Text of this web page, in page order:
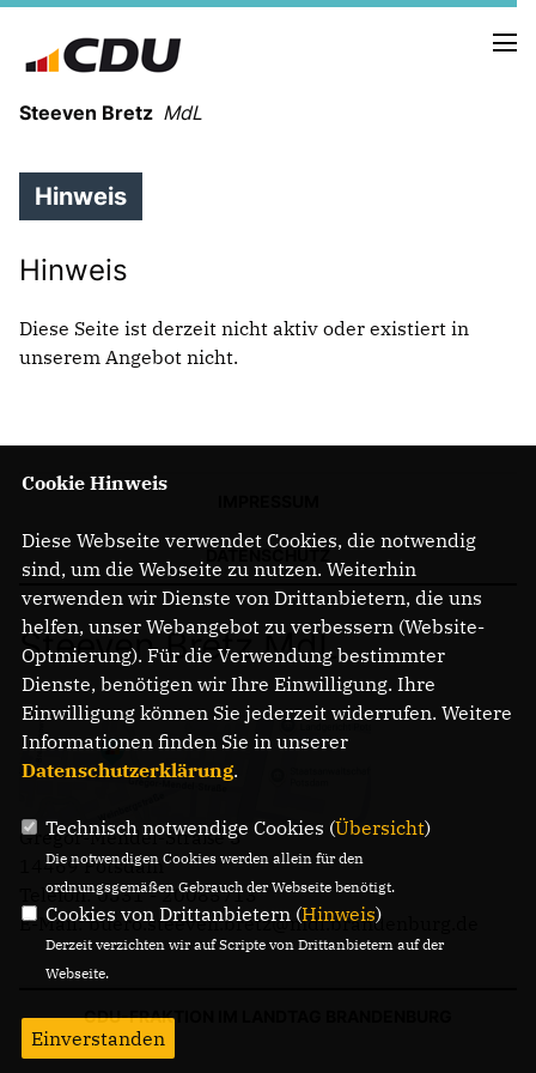
Steeven Bretz MdL
WAHLKREISBESUCHE
PRESSEFOTOS
Anträge CDU
Kleine Anfragen
CDU Deutschland
CDU Fraktion im Brandenburger Landtag
CDU Brandenburg
CDU Potsdam
Hinweis
Hinweis
Diese Seite ist derzeit nicht aktiv oder existiert in
unserem Angebot nicht.
Steeven Bretz MdL
Gregor-Mendel-Straße 3
14469 Potsdam
Telefon: 0331 - 20085713
E-Mail: buero.steeven.bretz@mdl.brandenburg.de
CDU-FRAKTION IM LANDTAG BRANDENBURG
Cookie Hinweis
Diese Webseite verwendet Cookies, die notwendig
sind, um die Webseite zu nutzen. Weiterhin
verwenden wir Dienste von Drittanbietern, die uns
helfen, unser Webangebot zu verbessern (Website-
Optmierung). Für die Verwendung bestimmter
Dienste, benötigen wir Ihre Einwilligung. Ihre
Einwilligung können Sie jederzeit widerrufen. Weitere
Informationen finden Sie in unserer
Datenschutzerklärung.
Technisch notwendige Cookies (Übersicht)
Die notwendigen Cookies werden allein für den
ordnungsgemäßen Gebrauch der Webseite benötigt.
Cookies von Drittanbietern (Hinweis)
Derzeit verzichten wir auf Scripte von Drittanbietern auf der
Webseite.
Einverstanden